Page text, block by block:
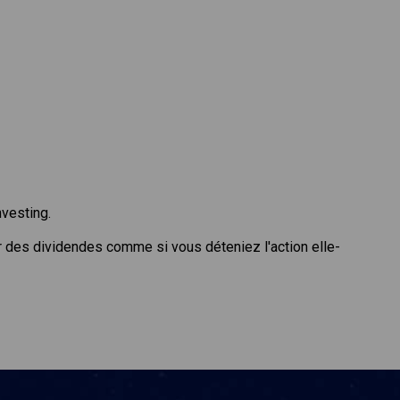
dividendes comme si vous déteniez l'action elle-